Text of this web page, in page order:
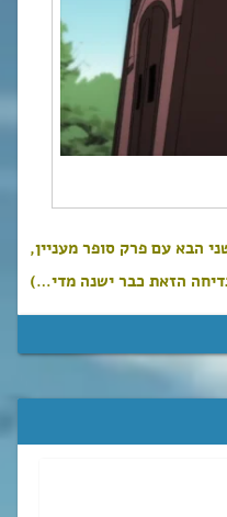
הבא עם פרק סופר מעניין,
הזאת כבר ישנה מדי…)